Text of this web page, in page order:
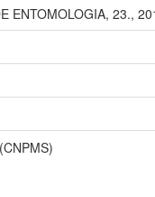
ENTOMOLOGIA, 23.,